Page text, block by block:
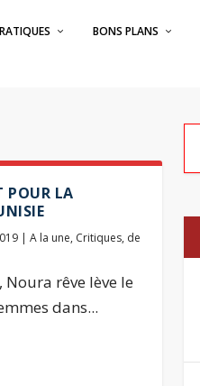
BONS PLANS
POUR LA
| A la une, Critiques, de
rêve lève le
dans...